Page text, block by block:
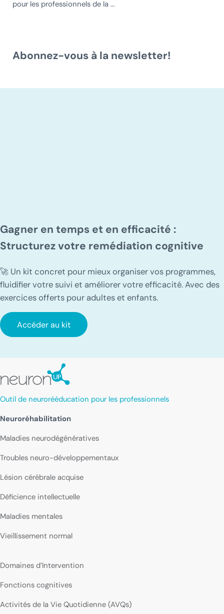
pour les professionnels de la …
Abonnez-vous à la newsletter!
Gagner en temps et en efficacité :
Structurez votre remédiation cognitive
🚀 Un kit concret pour mieux organiser vos programmes,
fluidifier votre suivi et améliorer votre efficacité. Avec des
exercices offerts pour adultes et enfants.
Accéder au kit
Outil de neurorééducation pour les professionnels
Neuroréhabilitation
Maladies neurodégénératives
Troubles neuro-développementaux
Lésion cérébrale acquise
Déficience intellectuelle
Maladies mentales
Vieillissement normal
Domaines d’Intervention
Fonctions cognitives
Activités de la Vie Quotidienne (AVQs)